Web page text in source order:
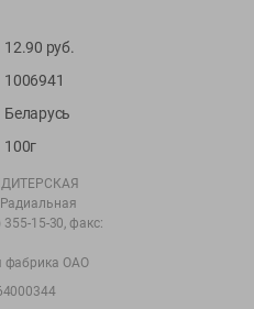
AppGallery
с 09.00 до 17.00, СБ, ВС -
и комментарии
12.90 руб.
1006941
Беларусь
100г
15-30, факс:
фабрика ОАО